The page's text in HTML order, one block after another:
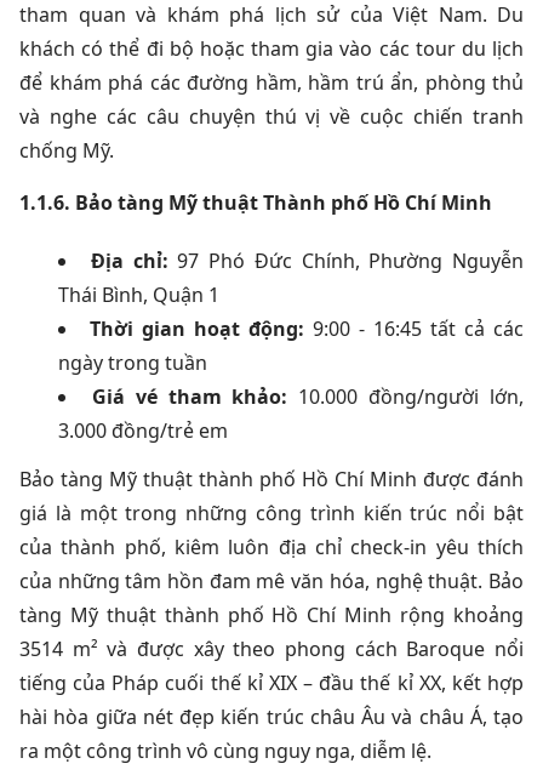
tham quan và khám phá lịch sử của Việt Nam. Du
khách có thể đi bộ hoặc tham gia vào các tour du lịch
để khám phá các đường hầm, hầm trú ẩn, phòng thủ
và nghe các câu chuyện thú vị về cuộc chiến tranh
chống Mỹ.
1.1.6. Bảo tàng Mỹ thuật Thành phố Hồ Chí Minh
Địa chỉ: 97 Phó Đức Chính, Phường Nguyễn
Thái Bình, Quận 1
Thời gian hoạt động: 9:00 - 16:45 tất cả các
ngày trong tuần
Giá vé tham khảo: 10.000 đồng/người lớn,
3.000 đồng/trẻ em
Bảo tàng Mỹ thuật thành phố Hồ Chí Minh được đánh
giá là một trong những công trình kiến trúc nổi bật
của thành phố, kiêm luôn địa chỉ check-in yêu thích
của những tâm hồn đam mê văn hóa, nghệ thuật. Bảo
tàng Mỹ thuật thành phố Hồ Chí Minh rộng khoảng
3514 m² và được xây theo phong cách Baroque nổi
tiếng của Pháp cuối thế kỉ XIX – đầu thế kỉ XX, kết hợp
hài hòa giữa nét đẹp kiến trúc châu Âu và châu Á, tạo
ra một công trình vô cùng nguy nga, diễm lệ.